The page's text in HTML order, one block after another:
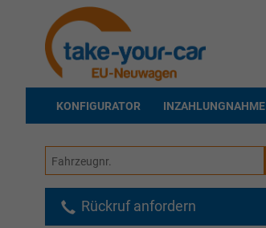
KONFIGURATOR INZAHLUNGNAHME
Fahrzeugnr.
Rückruf anfordern